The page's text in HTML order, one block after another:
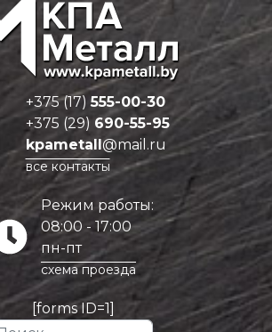
+375 (17)555-00-30
+375 (29) 690-55-95
kpametall@mail.ru
все контакты
Режим работы:
08:00 - 17:00
пн-пт
схема проезда
[forms ID=1]